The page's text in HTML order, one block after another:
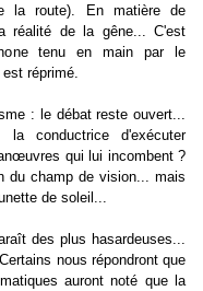
la route). En matière de
réalité de la gêne... C'est
tenu en main par le
réprimé.
: le débat reste ouvert...
conductrice d'exécuter
qui lui incombent ?
du champ de vision... mais
de soleil...
des plus hasardeuses...
nous répondront que
auront noté que la